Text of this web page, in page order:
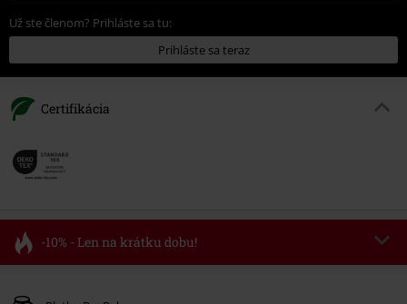
Už ste členom? Prihláste sa tu:
Prihláste sa teraz
Certifikácia
-10% - Len na krátku dobu!